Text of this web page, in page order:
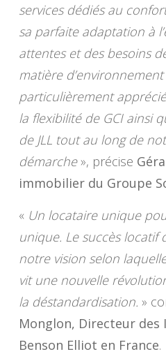
services dédiés au
sa parfaite adaptation à
attentes et des besoins
matière
particulièrement
la flexibilité de GCI ainsi
de JLL tout au long de
démarche», précise
immobilier du Groupe
« Un locataire unique
unique. Le succès locatif
notre vision selon
vit une nouvelle
la déstandardisation. »
Monglon, Directeur des
Benson Elliot en France.